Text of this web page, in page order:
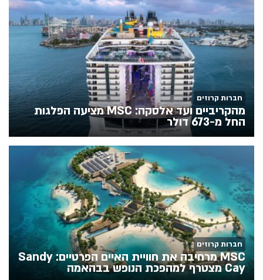
חברות קרוזים
מהקריביים ועד אלסקה: MSC מציעה הפלגות
החל מ-673 דולר
חברות קרוזים
MSC מרחיבה את חוויית האיים הפרטיים: Sandy
Cay מצטרף למהפכת הנופש בבהאמה